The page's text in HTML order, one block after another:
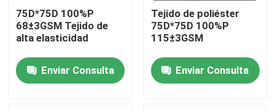
Sobre nosotros
75D*75D 100%P
68±3GSM Tejido de
alta elasticidad
Enviar Consulta
Tejido de poliéster
75D*75D 100%P
115±3GSM
Enviar Consulta